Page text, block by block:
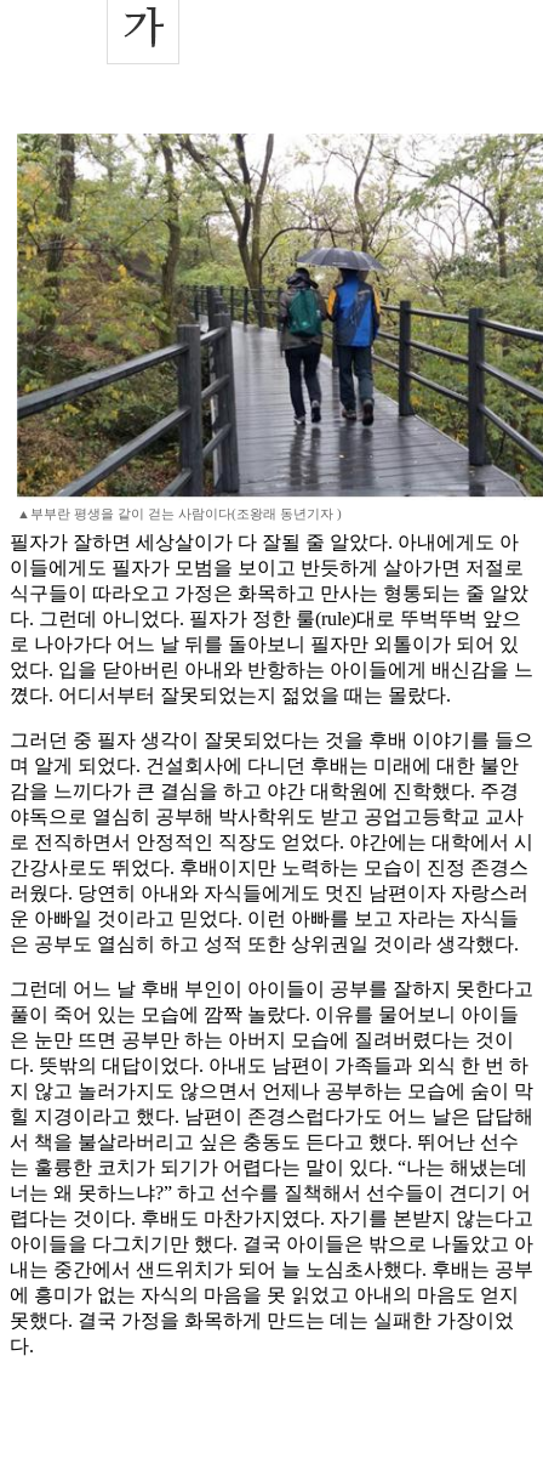
▲부부란 평생을 같이 걷는 사람이다(조왕래 동년기자 )
필자가 잘하면 세상살이가 다 잘될 줄 알았다. 아내에게도 아
이들에게도 필자가 모범을 보이고 반듯하게 살아가면 저절로
식구들이 따라오고 가정은 화목하고 만사는 형통되는 줄 알았
다. 그런데 아니었다. 필자가 정한 룰(rule)대로 뚜벅뚜벅 앞으
로 나아가다 어느 날 뒤를 돌아보니 필자만 외톨이가 되어 있
었다. 입을 닫아버린 아내와 반항하는 아이들에게 배신감을 느
꼈다. 어디서부터 잘못되었는지 젊었을 때는 몰랐다.
그러던 중 필자 생각이 잘못되었다는 것을 후배 이야기를 들으
며 알게 되었다. 건설회사에 다니던 후배는 미래에 대한 불안
감을 느끼다가 큰 결심을 하고 야간 대학원에 진학했다. 주경
야독으로 열심히 공부해 박사학위도 받고 공업고등학교 교사
로 전직하면서 안정적인 직장도 얻었다. 야간에는 대학에서 시
간강사로도 뛰었다. 후배이지만 노력하는 모습이 진정 존경스
러웠다. 당연히 아내와 자식들에게도 멋진 남편이자 자랑스러
운 아빠일 것이라고 믿었다. 이런 아빠를 보고 자라는 자식들
은 공부도 열심히 하고 성적 또한 상위권일 것이라 생각했다.
그런데 어느 날 후배 부인이 아이들이 공부를 잘하지 못한다고
풀이 죽어 있는 모습에 깜짝 놀랐다. 이유를 물어보니 아이들
은 눈만 뜨면 공부만 하는 아버지 모습에 질려버렸다는 것이
다. 뜻밖의 대답이었다. 아내도 남편이 가족들과 외식 한 번 하
지 않고 놀러가지도 않으면서 언제나 공부하는 모습에 숨이 막
힐 지경이라고 했다. 남편이 존경스럽다가도 어느 날은 답답해
서 책을 불살라버리고 싶은 충동도 든다고 했다. 뛰어난 선수
는 훌륭한 코치가 되기가 어렵다는 말이 있다. “나는 해냈는데
너는 왜 못하느냐?” 하고 선수를 질책해서 선수들이 견디기 어
렵다는 것이다. 후배도 마찬가지였다. 자기를 본받지 않는다고
아이들을 다그치기만 했다. 결국 아이들은 밖으로 나돌았고 아
내는 중간에서 샌드위치가 되어 늘 노심초사했다. 후배는 공부
에 흥미가 없는 자식의 마음을 못 읽었고 아내의 마음도 얻지
못했다. 결국 가정을 화목하게 만드는 데는 실패한 가장이었
다.